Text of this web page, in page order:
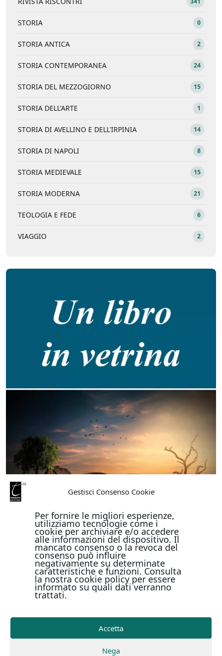
Gestisci Consenso Cookie
Per fornire le migliori esperienze,
utilizziamo tecnologie come i
cookie per archiviare e/o accedere
alle informazioni del dispositivo. Il
mancato consenso o la revoca del
consenso può influire
negativamente su determinate
caratteristiche e funzioni. Consulta
la nostra cookie policy per essere
informato su quali dati verranno
trattati.
Accetta
Nega
STORIA 0
STORIA ANTICA 2
STORIA CONTEMPORANEA 24
STORIA DEL MEZZOGIORNO 15
STORIA DELL'ARTE 1
STORIA DI AVELLINO E DELL'IRPINIA 14
STORIA DI NAPOLI 8
STORIA MEDIEVALE 15
STORIA MODERNA 21
TEOLOGIA E FEDE 6
VIAGGIO 2